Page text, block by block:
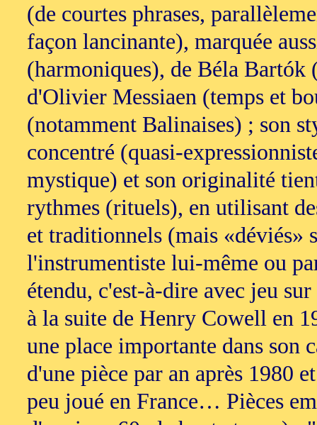
(de courtes phrases,
façon lancinante), marquée
(harmoniques), de Béla Bartók
d'Olivier Messiaen (temps et
(notamment Balinaises) ; son
concentré (quasi-
mystique) et son originalité
rythmes (rituels), en utilisant
et traditionnels (mais «déviés»
l'instrumentiste lui-même ou
étendu, c'est-à-dire avec jeu
à la suite de Henry Cowell en
une place importante dans son
d'une pièce par an après 1980
peu joué en France… Pièces